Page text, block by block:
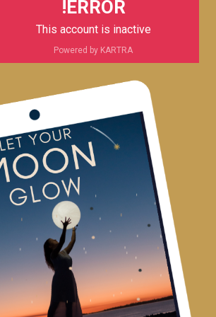
ERROR!
This account is inactive
Powered by KARTRA